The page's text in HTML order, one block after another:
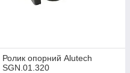
Ролик опорний Alutech
SGN.01.320